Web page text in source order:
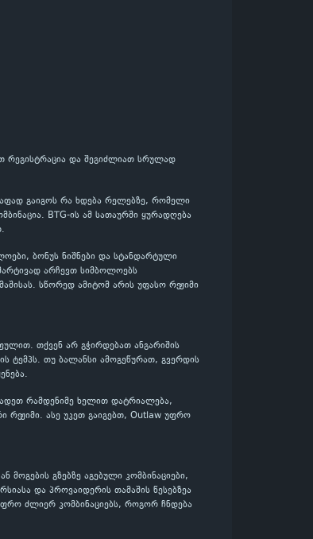
რეგისტრაცია და შეგიძლიათ სრულად
გაიგოს რა ხდება რელებზე, რომელი
BTG-ის ამ სათაურში ყურადღება
ბონუს ნიშნები და სტანდარტული
არჩევთ სიმბოლოებს
სწორედ ამიტომ არის უფასო რეჟიმი
თქვენ არ გჭირდებათ ანგარიშის
ტემპს. თუ ბალანსი ამოგეწურათ, გვერდის
რამდენიმე ხელით დატრიალება,
ასე უკეთ გაიგებთ, Outlaw უფრო
მოგების გზებზე აგებული კომბინაციები,
და პროვაიდერის თამაშის წესებზეა
ძლიერ კომბინაციებს, როგორ ჩნდება